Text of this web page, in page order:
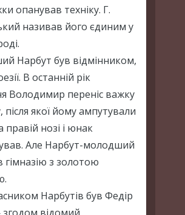
опанував техніку. Г.
називав його єдиним у
Нарбут був відмінником,
В останній рік
Володимир переніс важку
після якої йому ампутували
правій нозі і юнак
Але Нарбут-молодший
гімназію з золотою
Нарбутів був Федір